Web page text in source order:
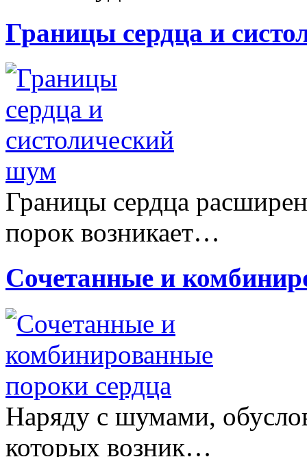
Границы сердца и
Границы сердца
порок возникает…
Сочетанные и
Наряду с шумами,
которых возник…